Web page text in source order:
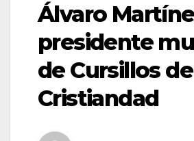
Álvaro
presidente
de Cursillos de
Cristiandad